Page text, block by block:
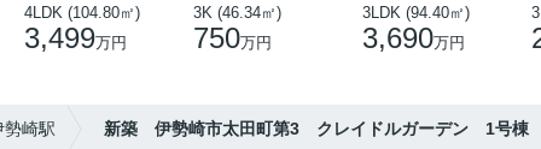
4LDK (104.80㎡)
3,499万円
3K (46.34㎡)
750万円
3LDK (94.40㎡)
3,690万円
勢崎駅 新築 伊勢崎市太田町第3 クレイドルガーデン 1号棟